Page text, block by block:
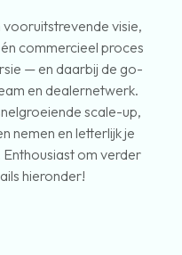
vooruitstrevende visie,
commercieel proces
— en daarbij de go-
en dealernetwerk.
scale-up,
nemen en letterlijk je
Enthousiast om verder
hieronder!